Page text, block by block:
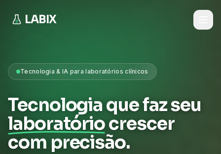
LABIX
Tecnologia & IA para laboratórios clínicos
Tecnologia que faz seu
laboratóriocrescer
com precisão.